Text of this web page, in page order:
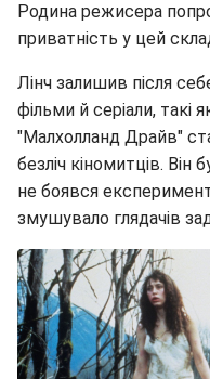
Родина режисера
приватність у цей
Лінч залишив після
фільми й серіали, такі
"Малхолланд Драйв"
безліч кіномитців.
не боявся
змушувало глядачів